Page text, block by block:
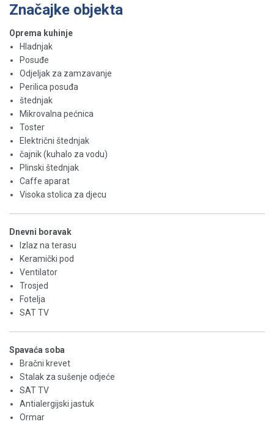
Značajke objekta
Oprema kuhinje
Hladnjak
Posuđe
Odjeljak za zamzavanje
Perilica posuđa
štednjak
Mikrovalna pećnica
Toster
Električni štednjak
čajnik (kuhalo za vodu)
Plinski štednjak
Caffe aparat
Visoka stolica za djecu
Dnevni boravak
Izlaz na terasu
Keramički pod
Ventilator
Trosjed
Fotelja
SAT TV
Spavaća soba
Bračni krevet
Stalak za sušenje odjeće
SAT TV
Antialergijski jastuk
Ormar